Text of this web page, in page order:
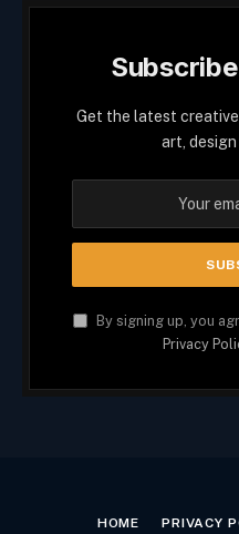
Get the latest
art, design
By signing up, you
Privacy
HOME PRIVACY